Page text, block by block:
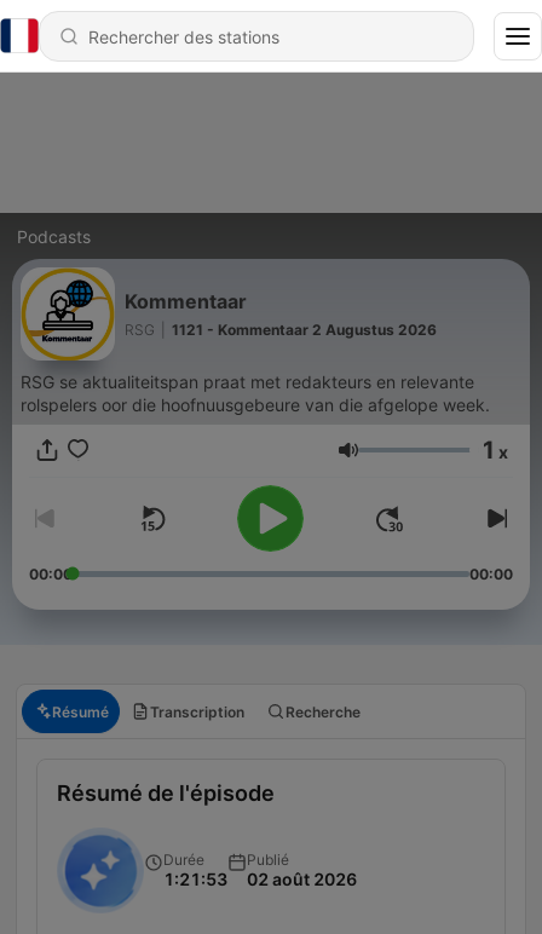
Podcasts
Kommentaar
RSG 1121 - Kommentaar 2 Augustus 2026
RSG se aktualiteitspan praat met redakteurs en relevante
rolspelers oor die hoofnuusgebeure van die afgelope week.
Volume 1 x
00:00 00:00
Résumé Transcription Recherche
Résumé de l'épisode
Durée
1:21:53
Publié
02 août 2026